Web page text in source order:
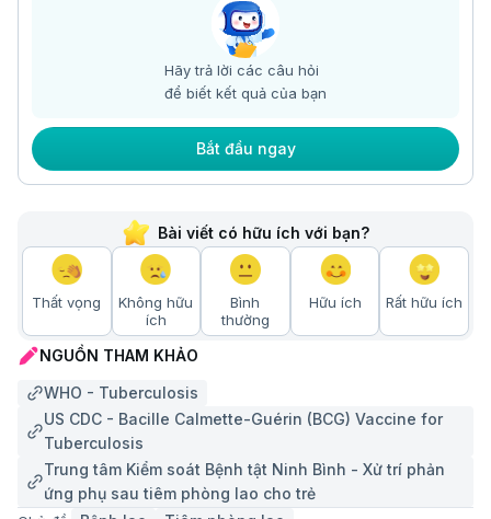
Hãy trả lời các câu hỏi
để biết kết quả của bạn
Bắt đầu ngay
Bài viết có hữu ích với bạn?
Thất vọng
Không hữu
ích
Bình
thường
Hữu ích Rất hữu ích
NGUỒN THAM KHẢO
WHO - Tuberculosis
US CDC - Bacille Calmette-Guérin (BCG) Vaccine for
Tuberculosis
Trung tâm Kiểm soát Bệnh tật Ninh Bình - Xử trí phản
ứng phụ sau tiêm phòng lao cho trẻ